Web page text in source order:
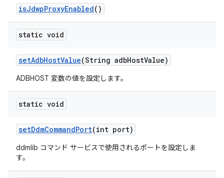
isJdwpProxyEnabled()
static void
setAdbHostValue(String adbHostValue)
ADBHOST 変数の値を設定します。
static void
setDdmCommandPort(int port)
ddmlib コマンド サービスで使用されるポートを設定しま
す。